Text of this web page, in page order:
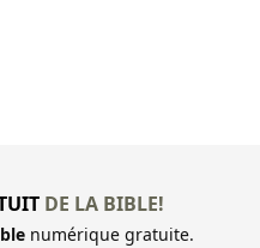
DE LA BIBLE!
numérique gratuite.